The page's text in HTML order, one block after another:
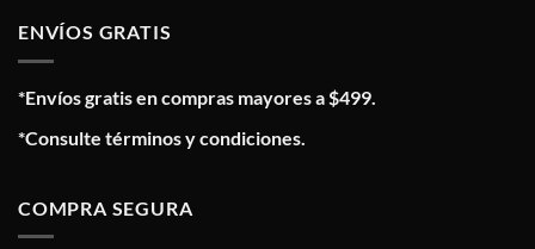
ENVÍOS GRATIS
*Envíos gratis en compras mayores a $499.
*Consulte términos y condiciones.
COMPRA SEGURA